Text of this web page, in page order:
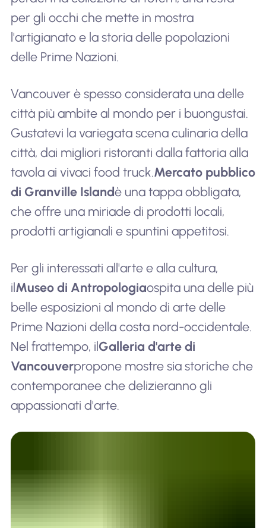
per gli occhi che mette in mostra
l'artigianato e la storia delle popolazioni
delle Prime Nazioni.
Vancouver è spesso considerata una delle
città più ambite al mondo per i buongustai.
Gustatevi la variegata scena culinaria della
città, dai migliori ristoranti dalla fattoria alla
tavola ai vivaci food truck.Mercato pubblico
di Granville Islandè una tappa obbligata,
che offre una miriade di prodotti locali,
prodotti artigianali e spuntini appetitosi.
Per gli interessati all'arte e alla cultura,
ilMuseo di Antropologiaospita una delle più
belle esposizioni al mondo di arte delle
Prime Nazioni della costa nord-occidentale.
Nel frattempo, ilGalleria d'arte di
Vancouverpropone mostre sia storiche che
contemporanee che delizieranno gli
appassionati d'arte.